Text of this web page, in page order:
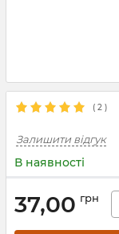
( 2 )
Залишити відгук
В наявності
37,00 грн